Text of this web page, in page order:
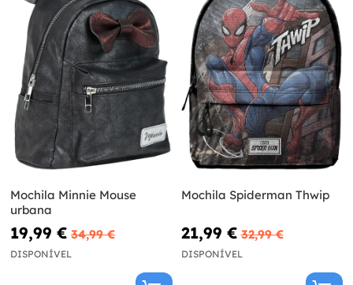
Mochila Minnie Mouse
urbana
19,99 € 34,99 €
DISPONÍVEL
Mochila Spiderman Thwip
21,99 € 32,99 €
DISPONÍVEL